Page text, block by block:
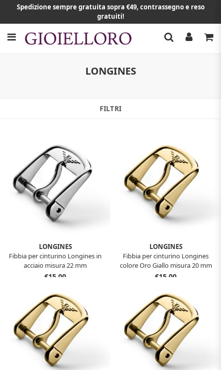
Spedizione sempre gratuita sopra €49, contrassegno e reso
gratuiti!
LONGINES
FILTRI
LONGINES
Fibbia per cinturino Longines in
acciaio misura 22 mm
€15,00
LONGINES
Fibbia per cinturino Longines
colore Oro Giallo misura 20 mm
€15,00